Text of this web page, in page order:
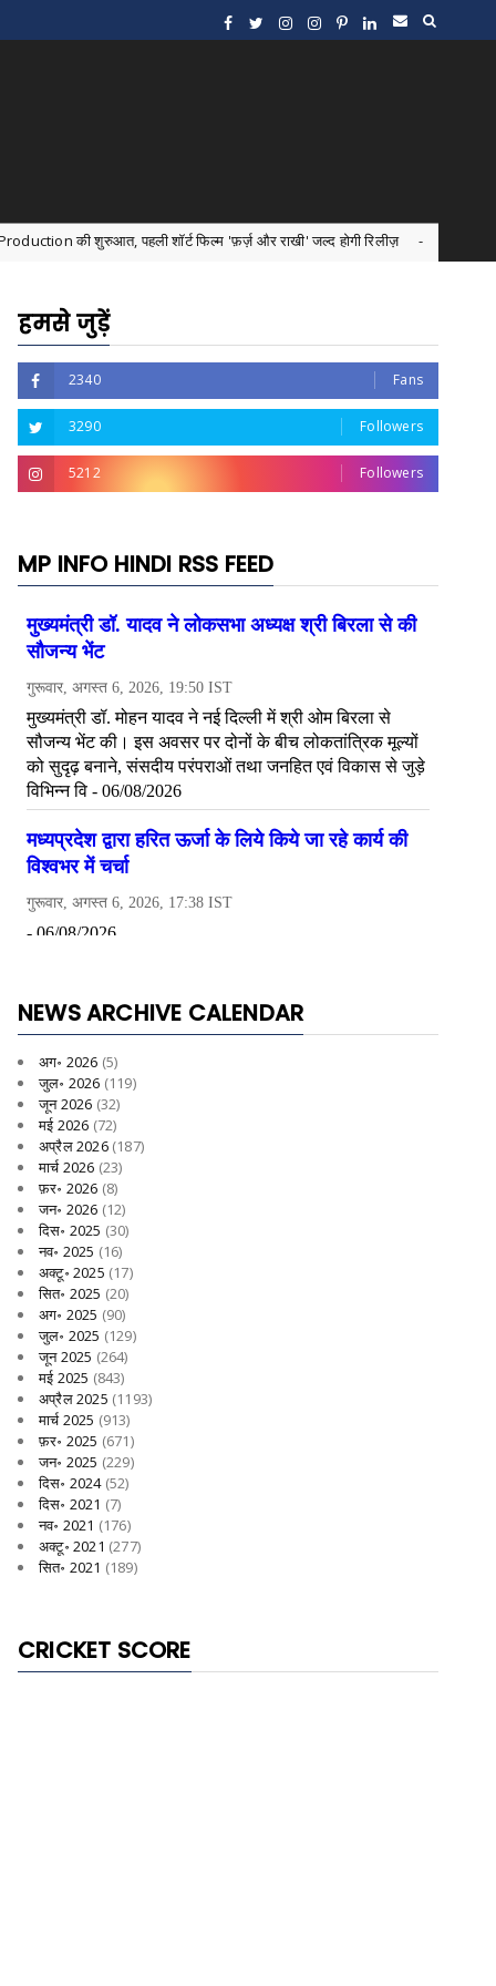
शॉर्ट फिल्म 'फ़र्ज़ और राखी' जल्द होगी रिलीज़ Uncategorized
हमसे जुड़ें
2340 Fans
3290 Followers
5212 Followers
MP INFO HINDI RSS FEED
NEWS ARCHIVE CALENDAR
अग॰ 2026 (5)
जुल॰ 2026 (119)
जून 2026 (32)
मई 2026 (72)
अप्रैल 2026(187)
मार्च 2026 (23)
फ़र॰ 2026 (8)
जन॰ 2026 (12)
दिस॰ 2025 (30)
नव॰ 2025 (16)
अक्टू॰ 2025 (17)
सित॰ 2025 (20)
अग॰ 2025 (90)
जुल॰ 2025 (129)
जून 2025 (264)
मई 2025 (843)
अप्रैल 2025 (1193)
मार्च 2025 (913)
फ़र॰ 2025 (671)
जन॰ 2025 (229)
दिस॰ 2024(52)
दिस॰ 2021 (7)
नव॰ 2021 (176)
अक्टू॰ 2021 (277)
सित॰ 2021 (189)
CRICKET SCORE